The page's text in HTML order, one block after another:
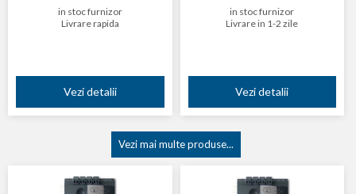
in stoc furnizor
Livrare rapida
Vezi detalii
in stoc furnizor
Livrare in 1-2 zile
Vezi detalii
Vezi mai multe produse...